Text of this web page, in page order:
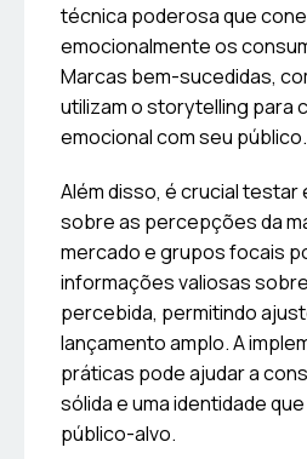
técnica poderosa que
emocionalmente os
Marcas bem-sucedidas,
utilizam o storytelling para
emocional com seu público.
Além disso, é crucial
sobre as percepções da
mercado e grupos focais
informações valiosas
percebida, permitindo
lançamento amplo. A
práticas pode ajudar a
sólida e uma identidade
público-alvo.